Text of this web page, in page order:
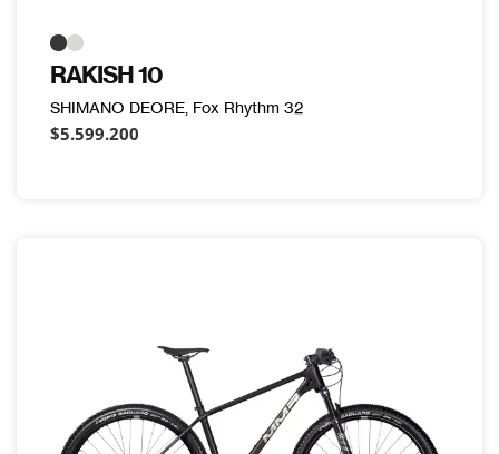
RAKISH 10
SHIMANO DEORE, Fox Rhythm 32
$5.599.200